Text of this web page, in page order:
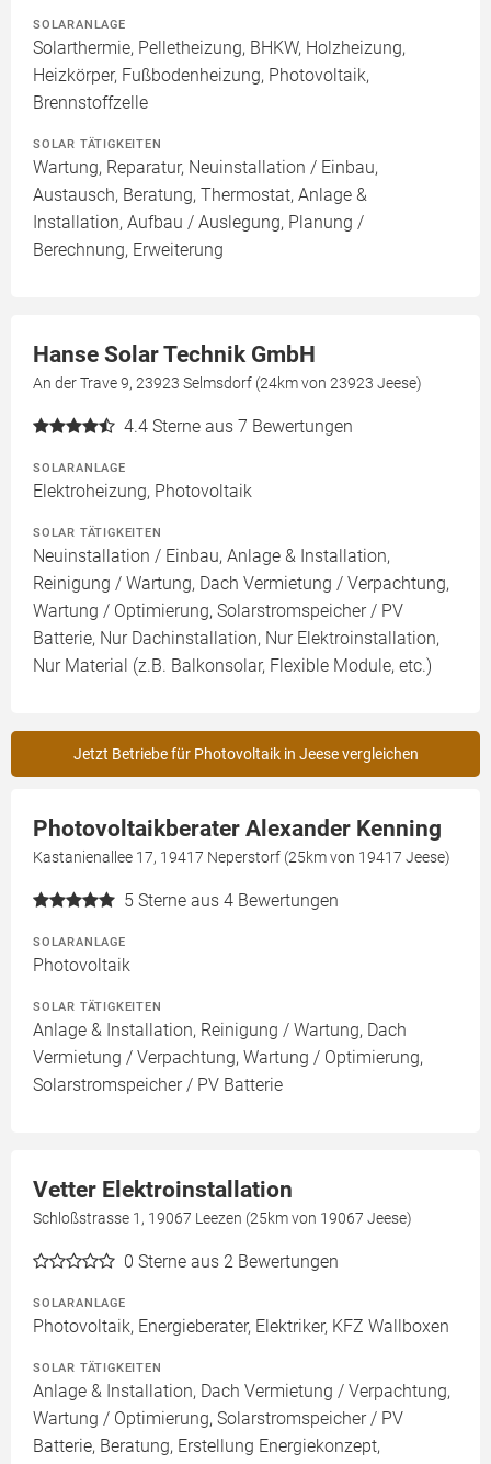
SOLARANLAGE
Solarthermie, Pelletheizung, BHKW, Holzheizung,
Heizkörper, Fußbodenheizung, Photovoltaik,
Brennstoffzelle
SOLAR TÄTIGKEITEN
Wartung, Reparatur, Neuinstallation / Einbau,
Austausch, Beratung, Thermostat, Anlage &
Installation, Aufbau / Auslegung, Planung /
Berechnung, Erweiterung
Hanse Solar Technik GmbH
An der Trave 9, 23923 Selmsdorf (24km von 23923 Jeese)
4.4 Sterne aus 7 Bewertungen
SOLARANLAGE
Elektroheizung, Photovoltaik
SOLAR TÄTIGKEITEN
Neuinstallation / Einbau, Anlage & Installation,
Reinigung / Wartung, Dach Vermietung / Verpachtung,
Wartung / Optimierung, Solarstromspeicher / PV
Batterie, Nur Dachinstallation, Nur Elektroinstallation,
Nur Material (z.B. Balkonsolar, Flexible Module, etc.)
Jetzt Betriebe für Photovoltaik in Jeese vergleichen
Photovoltaikberater Alexander Kenning
Kastanienallee 17, 19417 Neperstorf (25km von 19417 Jeese)
5 Sterne aus 4 Bewertungen
SOLARANLAGE
Photovoltaik
SOLAR TÄTIGKEITEN
Anlage & Installation, Reinigung / Wartung, Dach
Vermietung / Verpachtung, Wartung / Optimierung,
Solarstromspeicher / PV Batterie
Vetter Elektroinstallation
Schloßstrasse 1, 19067 Leezen (25km von 19067 Jeese)
0 Sterne aus 2 Bewertungen
SOLARANLAGE
Photovoltaik, Energieberater, Elektriker, KFZ Wallboxen
SOLAR TÄTIGKEITEN
Anlage & Installation, Dach Vermietung / Verpachtung,
Wartung / Optimierung, Solarstromspeicher / PV
Batterie, Beratung, Erstellung Energiekonzept,